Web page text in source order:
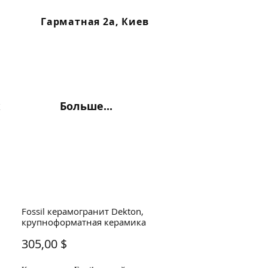
Гарматная 2а, Киев
Больше...
Fossil керамогранит Dekton,
крупноформатная керамика
305,00 $